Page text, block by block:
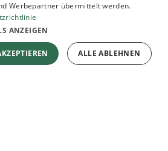
Werbepartner übermittelt werden.
ANZEIGEN
ALLE ABLEHNEN